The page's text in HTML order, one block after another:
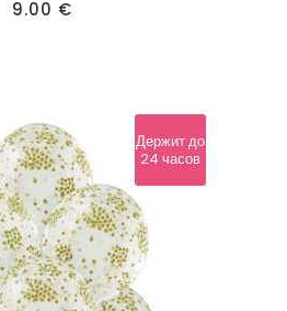
9.00 €
Держит до
24 часов